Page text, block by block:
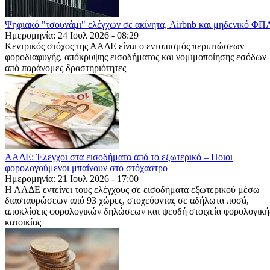
Ψηφιακό "τσουνάμι" ελέγχων σε ακίνητα, Airbnb και μηδενικό
Ημερομηνία: 24 Ιουλ 2026 - 08:29
Κεντρικός στόχος της ΑΑΔΕ είναι ο εντοπισμός περιπτώσεων
φοροδιαφυγής, απόκρυψης εισοδήματος και νομιμοποίησης εσόδων
από παράνομες δραστηριότητες
ΑΑΔΕ: Έλεγχοι στα εισοδήματα από το εξωτερικό – Ποιοι
φορολογούμενοι μπαίνουν στο στόχαστρο
Ημερομηνία: 21 Ιουλ 2026 - 17:00
Η ΑΑΔΕ εντείνει τους ελέγχους σε εισοδήματα εξωτερικού μέσω
διασταυρώσεων από 93 χώρες, στοχεύοντας σε αδήλωτα ποσά,
αποκλίσεις φορολογικών δηλώσεων και ψευδή στοιχεία
κατοικίας